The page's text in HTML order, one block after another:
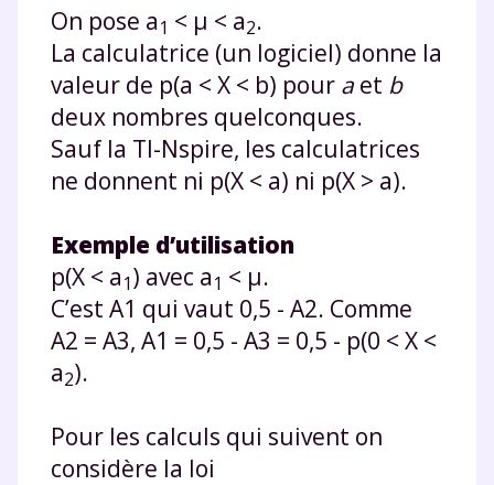
On pose a1 < μ < a2.
La calculatrice (un logiciel) donne la
valeur de p(a < X < b) pour a et b
deux nombres quelconques.
Sauf la TI-Nspire, les calculatrices
ne donnent ni p(X < a) ni p(X > a).
Exemple d’utilisation
p(X < a1) avec a1 < μ.
C’est A1 qui vaut 0,5 - A2. Comme
A2 = A3, A1 = 0,5 - A3 = 0,5 - p(0 < X <
a2).
Pour les calculs qui suivent on
considère la loi